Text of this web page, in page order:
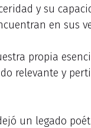
y su
en sus
propia
relevante y
un legado